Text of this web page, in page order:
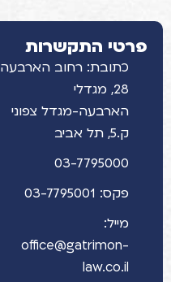
פרטי התקשרות
כתובת: רחוב הארבעה
28, מגדלי
הארבעה-מגדל צפוני
ק.5, תל אביב
03-7795000
פקס: 03-7795001
מייל:
office@gatrimon-
law.co.il